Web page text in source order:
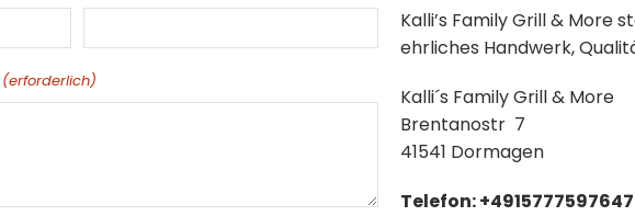
(erforderlich)
Kalli’s Family Grill & More
ehrliches Handwerk,
Kalli´s Family Grill & More
Brentanostr 7
41541 Dormagen
Telefon: +4915777597647